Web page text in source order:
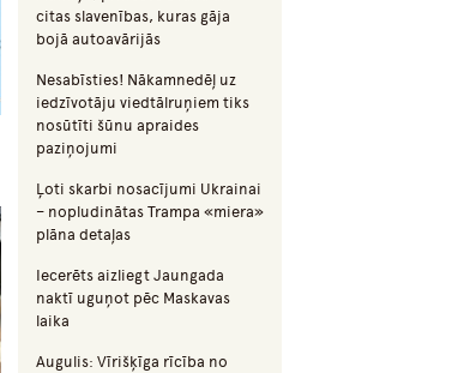
citas slavenības, kuras gāja
bojā autoavārijās
Nesabīsties! Nākamnedēļ uz
iedzīvotāju viedtālruņiem tiks
nosūtīti šūnu apraides
paziņojumi
Ļoti skarbi nosacījumi Ukrainai
– nopludinātas Trampa «miera»
plāna detaļas
Iecerēts aizliegt Jaungada
naktī uguņot pēc Maskavas
laika
Augulis: Vīrišķīga rīcība no